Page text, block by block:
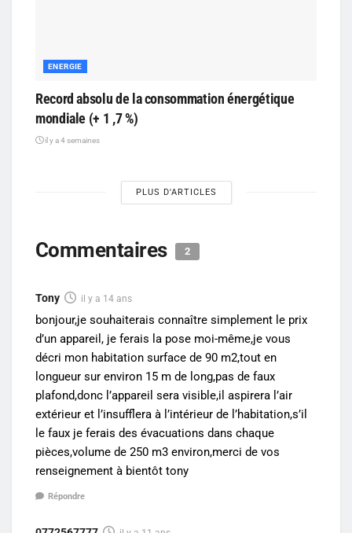
ENERGIE
Record absolu de la consommation énergétique
mondiale (+ 1 ,7 %)
il y a 4 semaines
PLUS D'ARTICLES
Commentaires 2
Tony il y a 14 ans
bonjour,je souhaiterais connaître simplement le prix
d’un appareil, je ferais la pose moi-même,je vous
décri mon habitation surface de 90 m2,tout en
longueur sur environ 15 m de long,pas de faux
plafond,donc l’appareil sera visible,il aspirera l’air
extérieur et l’insufflera à l’intérieur de l’habitation,s’il
le faux je ferais des évacuations dans chaque
pièces,volume de 250 m3 environ,merci de vos
renseignement à bientôt tony
Répondre